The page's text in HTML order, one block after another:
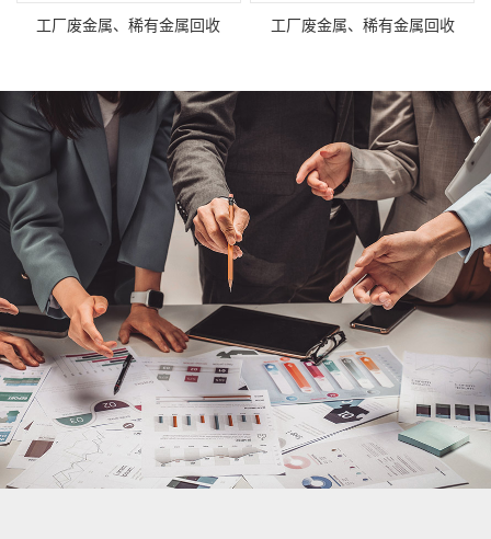
工厂废金属、稀有金属回收 工厂废金属、稀有金属回收